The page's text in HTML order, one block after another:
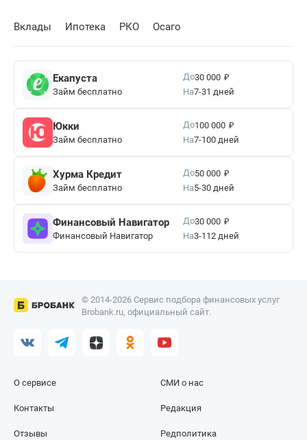
Вклады Ипотека РКО Осаго
Екапуста
Займ бесплатно
До30 000 ₽
На7-31 дней
Юкки
Займ бесплатно
До100 000 ₽
На7-100 дней
Хурма Кредит
Займ бесплатно
До50 000 ₽
На5-30 дней
Финансовый Навигатор
Финансовый Навигатор
До30 000 ₽
На3-112 дней
© 2014-2026 Сервис подбора финансовых услуг
Brobank.ru, официальный сайт.
О сервисе
Контакты
Отзывы
СМИ о нас
Редакция
Редполитика